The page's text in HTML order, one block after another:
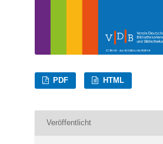
PDF HTML
Veröffentlicht